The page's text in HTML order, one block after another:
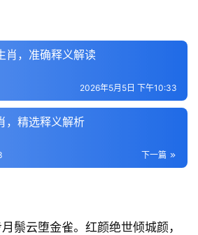
肖，准确释义解读
2026年5月5日 下午10:33
，精选释义解析
下一篇
鬃云堕金雀。红颜绝世倾城颜，